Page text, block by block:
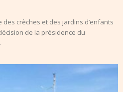
crèches et des jardins d’enfants
de la présidence du